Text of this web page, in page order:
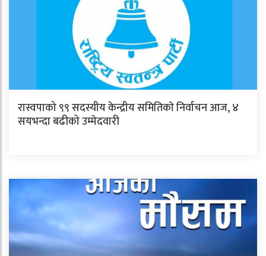
रास्वपाको ९९ सदस्यीय केन्द्रीय समितिकाे निर्वाचन आज, ४
सयभन्दा बढीको उम्मेदवारी